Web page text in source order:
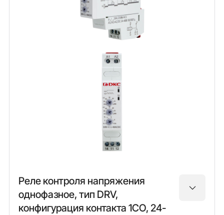
Реле контроля напряжения
однофазное, тип DRV,
конфигурация контакта 1CO, 24-